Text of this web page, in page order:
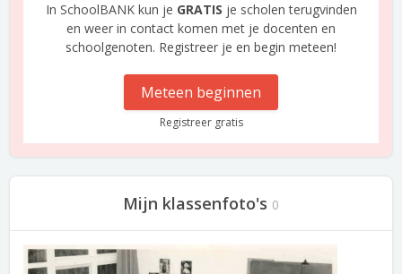
In SchoolBANK kun je GRATIS je scholen terugvinden
en weer in contact komen met je docenten en
schoolgenoten. Registreer je en begin meteen!
Meteen beginnen
Registreer gratis
Mijn klassenfoto's 0